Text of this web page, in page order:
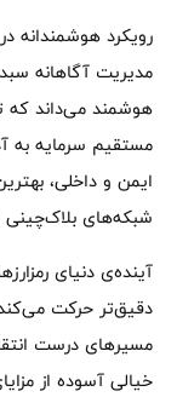
رویکرد هوشمندانه
مدیریت آگاهانه
هوشمند می‌داند که
مستقیم سرمایه به
ایمن و داخلی،
شبکه‌های
آینده‌ی دنیای
دقیق‌تر حرکت
مسیرهای درست
خیالی آسوده از